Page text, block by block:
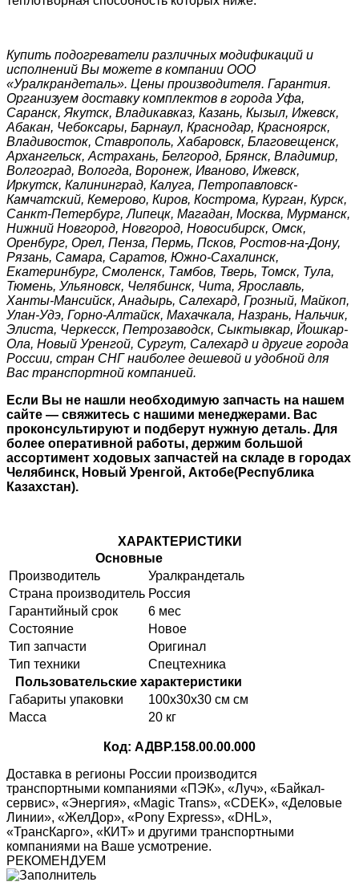
Купить подогреватели различных модификаций и
исполнений Вы можете в компании ООО
«Уралкрандеталь». Цены производителя. Гарантия.
Организуем доставку комплектов в города Уфа,
Саранск, Якутск, Владикавказ, Казань, Кызыл, Ижевск,
Абакан, Чебоксары, Барнаул, Краснодар, Красноярск,
Владивосток, Ставрополь, Хабаровск, Благовещенск,
Архангельск, Астрахань, Белгород, Брянск, Владимир,
Волгоград, Вологда, Воронеж, Иваново, Ижевск,
Иркутск, Калининград, Калуга, Петропавловск-
Камчатский, Кемерово, Киров, Кострома, Курган, Курск,
Санкт-Петербург, Липецк, Магадан, Москва, Мурманск,
Нижний Новгород, Новгород, Новосибирск, Омск,
Оренбург, Орел, Пенза, Пермь, Псков, Ростов-на-Дону,
Рязань, Самара, Саратов, Южно-Сахалинск,
Екатеринбург, Смоленск, Тамбов, Тверь, Томск, Тула,
Тюмень, Ульяновск, Челябинск, Чита, Ярославль,
Ханты-Мансийск, Анадырь, Салехард, Грозный, Майкоп,
Улан-Удэ, Горно-Алтайск, Махачкала, Назрань, Нальчик,
Элиста, Черкесск, Петрозаводск, Сыктывкар, Йошкар-
Ола, Новый Уренгой, Сургут, Салехард и другие города
России, стран СНГ наиболее дешевой и удобной для
Вас транспортной компанией.
Если Вы не нашли необходимую запчасть на нашем
сайте — свяжитесь с нашими менеджерами. Вас
проконсультируют и подберут нужную деталь. Для
более оперативной работы, держим большой
ассортимент ходовых запчастей на складе в городах
Челябинск, Новый Уренгой, Актобе(Республика
Казахстан).
ХАРАКТЕРИСТИКИ
Основные
Производитель
Уралкрандеталь
Страна производитель Россия
Гарантийный срок
6 мес
Состояние
Новое
Тип запчасти
Оригинал
Тип техники
Спецтехника
Пользовательские характеристики
Габариты упаковки
100х30х30 см см
Масса
20 кг
Код: АДВР.158.00.00.000
Доставка в регионы России производится
транспортными компаниями «ПЭК», «Луч», «Байкал-
сервис», «Энергия», «Magic Trans», «CDEK», «Деловые
Линии», «ЖелДор», «Pony Express», «DHL»,
«ТрансКарго», «КИТ» и другими транспортными
компаниями на Ваше усмотрение.
РЕКОМЕНДУЕМ